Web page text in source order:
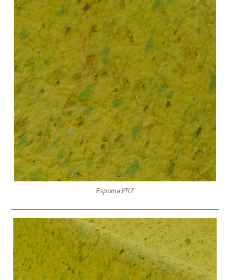
Espuma FR7